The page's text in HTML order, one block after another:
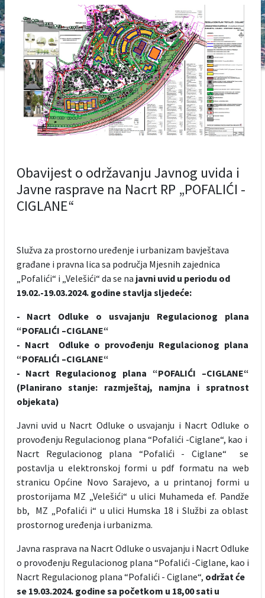
Obavijest o održavanju Javnog uvida i
Javne rasprave na Nacrt RP „POFALIĆI -
CIGLANE“
Služva za prostorno uređenje i urbanizam bavještava
građane i pravna lica sa područja Mjesnih zajednica
„Pofalići“ i „Velešići“ da se na javni uvid u periodu od
19.02.-19.03.2024. godine stavlja sljedeće:
- Nacrt Odluke o usvajanju Regulacionog plana
“POFALIĆI –CIGLANE“
- Nacrt Odluke o provođenju Regulacionog plana
“POFALIĆI –CIGLANE“
- Nacrt Regulacionog plana “POFALIĆI –CIGLANE“
(Planirano stanje: razmještaj, namjna i spratnost
objekata)
Javni uvid u Nacrt Odluke o usvajanju i Nacrt Odluke o
provođenju Regulacionog plana “Pofalići -Ciglane“, kao i
Nacrt Regulacionog plana “Pofalići - Ciglane“ se
postavlja u elektronskoj formi u pdf formatu na web
stranicu Općine Novo Sarajevo, a u printanoj formi u
prostorijama MZ „Velešići“ u ulici Muhameda ef. Pandže
bb, MZ „Pofalići i“ u ulici Humska 18 i Službi za oblast
prostornog uređenja i urbanizma.
Javna rasprava na Nacrt Odluke o usvajanju i Nacrt Odluke
o provođenju Regulacionog plana “Pofalići -Ciglane, kao i
Nacrt Regulacionog plana “Pofalići - Ciglane“, održat će
se 19.03.2024. godine sa početkom u 18,00 sati u